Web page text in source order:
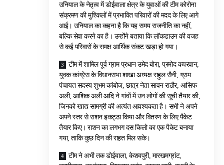
उनियाल के नेतृत्व में डोईवाला क्षेत्र के युवाओं की टीम कोरोना
संक्रमण की मुश्किलों में प्रभावित परिवारों की मदद के लिए आगे
आई। उनियाल का कहना है कि यह समय राजनीति का नहीं,
बल्कि सेवा करने का है। उन्होंने बताया कि लॉकडाउन की वजह
से कई परिवारों के समक्ष आर्थिक संकट खड़ा हो गया।
टीम में शामिल पूर्व ग्राम प्रधान उमेद बोरा, प्रमोद कपरवान,
युवक कांग्रेस के विधानसभा शाखा अध्यक्ष राहुल सैनी, ग्राम
पंचायत सदस्य शुभम कांबोज, छात्र नेता सावन राठौर, आसिफ
अली, आशिक अली आदि ने गांवों में उन लोगों की सूची तैयार की,
जिनको खाद्य सामग्री की अत्यंत आवश्यकता है। सभी ने अपने
अपने स्तर से राशन इकट्ठा किया और वितरण के लिए पैकेट
तैयार किए। राशन का लगभग दस किलो का एक पैकेट बनाया
गया, ताकि कुछ दिन की राहत मिल सके।
टीम ने अभी तक डोईवाला, केशवपुरी, मारखमग्रांट,